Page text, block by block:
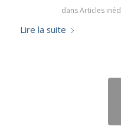
dansArticles
Lire la suite